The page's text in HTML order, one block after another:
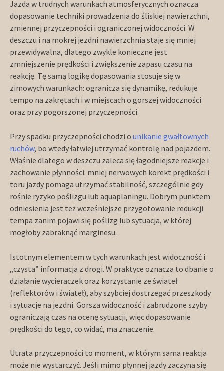
Jazda w trudnych warunkach atmosferycznych oznacza
dopasowanie techniki prowadzenia do śliskiej nawierzchni,
zmiennej przyczepności i ograniczonej widoczności. W
deszczu i na mokrej jezdni nawierzchnia staje się mniej
przewidywalna, dlatego zwykle konieczne jest
zmniejszenie prędkości i zwiększenie zapasu czasu na
reakcję. Tę samą logikę dopasowania stosuje się w
zimowych warunkach: ogranicza się dynamikę, redukuje
tempo na zakrętach i w miejscach o gorszej widoczności
oraz przy pogorszonej przyczepności.
Przy spadku przyczepności chodzi o unikanie gwałtownych
ruchów, bo wtedy łatwiej utrzymać kontrolę nad pojazdem.
Właśnie dlatego w deszczu zaleca się łagodniejsze reakcje i
zachowanie płynności: mniej nerwowych korekt prędkości i
toru jazdy pomaga utrzymać stabilność, szczególnie gdy
rośnie ryzyko poślizgu lub aquaplaningu. Dobrym punktem
odniesienia jest też wcześniejsze przygotowanie redukcji
tempa zanim pojawi się poślizg lub sytuacja, w której
mogłoby zabraknąć marginesu.
Istotnym elementem w tych warunkach jest widoczność i
„czysta” informacja z drogi. W praktyce oznacza to dbanie o
działanie wycieraczek oraz korzystanie ze świateł
(reflektorów i świateł), aby szybciej dostrzegać przeszkody
i sytuacje na jezdni. Gorsza widoczność i zabrudzone szyby
ograniczają czas na ocenę sytuacji, więc dopasowanie
prędkości do tego, co widać, ma znaczenie.
Utrata przyczepności to moment, w którym sama reakcja
może nie wystarczyć. Jeśli mimo płynnej jazdy zaczyna się